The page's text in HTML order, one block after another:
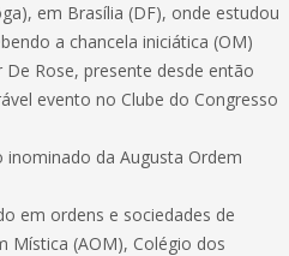
em Brasília (DF), onde estudou
a chancela iniciática (OM)
Rose, presente desde então
evento no Clube do Congresso
da Augusta Ordem
em ordens e sociedades de
Mística (AOM), Colégio dos